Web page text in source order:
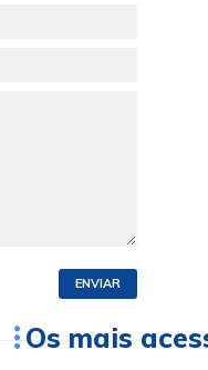
ENVIAR
Os mais